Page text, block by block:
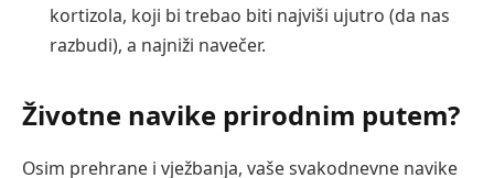
kortizola, koji bi trebao biti najviši ujutro (da nas
razbudi), a najniži navečer.
Životne navike prirodnim putem?
Osim prehrane i vježbanja, vaše svakodnevne navike